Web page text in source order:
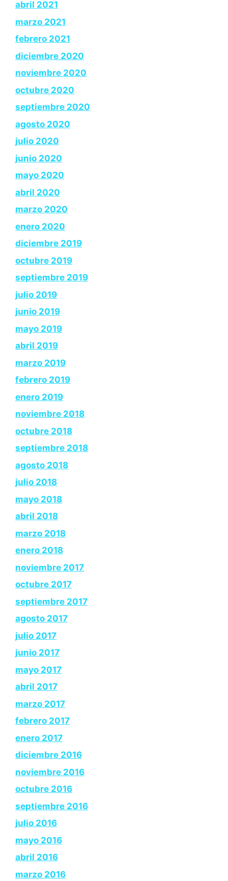
abril 2021
marzo 2021
febrero 2021
diciembre 2020
noviembre 2020
octubre 2020
septiembre 2020
agosto 2020
julio 2020
junio 2020
mayo 2020
abril 2020
marzo 2020
enero 2020
diciembre 2019
octubre 2019
septiembre 2019
julio 2019
junio 2019
mayo 2019
abril 2019
marzo 2019
febrero 2019
enero 2019
noviembre 2018
octubre 2018
septiembre 2018
agosto 2018
julio 2018
mayo 2018
abril 2018
marzo 2018
enero 2018
noviembre 2017
octubre 2017
septiembre 2017
agosto 2017
julio 2017
junio 2017
mayo 2017
abril 2017
marzo 2017
febrero 2017
enero 2017
diciembre 2016
noviembre 2016
octubre 2016
septiembre 2016
julio 2016
mayo 2016
abril 2016
marzo 2016